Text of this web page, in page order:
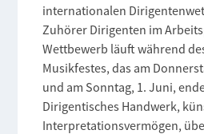
internationalen
Zuhörer Dirigenten im
Wettbewerb läuft während
Musikfestes, das am
und am Sonntag, 1. Juni,
Dirigentisches Handwerk,
Interpretationsvermögen,